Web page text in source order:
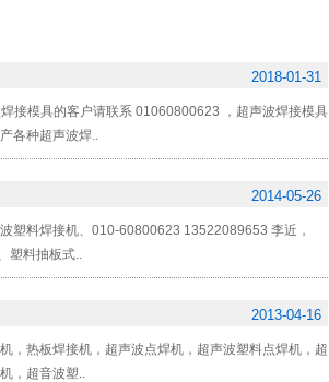
2018-01-31
接模具的客户请联系 01060800623 ，超声波焊接模具
各种超声波焊..
2014-05-26
塑料焊接机、010-60800623 13522089653 李近，
塑料抽板式..
2013-04-16
，热板焊接机，超声波点焊机，超声波塑料点焊机，超
，超音波塑..